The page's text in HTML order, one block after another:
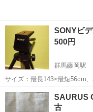
SONYビ
500円
群馬藤岡駅
サイズ：最長143×最短56cm
プアップです。部分的に薄茶
で、それなりに重さはありま
群馬 藤岡市
SAURUS
古